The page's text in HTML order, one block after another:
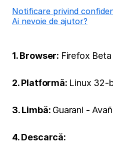
Notificare privind
Ai nevoie de ajutor?
1. Browser: Firefox Beta
2. Platformă: Linux 32-
3. Limbă: Guarani -
4. Descarcă: